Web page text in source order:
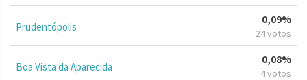
Prudentópolis
0,09%
24 votos
Boa Vista da Aparecida
0,08%
4 votos